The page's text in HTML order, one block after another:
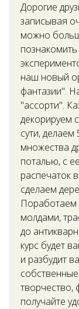
Дорогие
записывая
можно
наш новый
фантазии".
"ассорти".
декорируем
сути,
множества
поталью, с
распечаток
сделаем
молдами,
до
курс будет
и разбудит
творчество,
получайте